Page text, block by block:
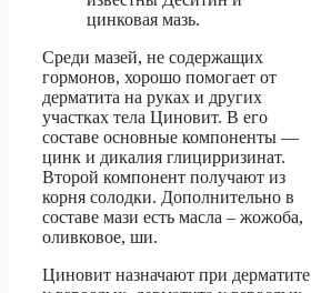
цинковая мазь.
Среди мазей, не содержащих
гормонов, хорошо помогает от
дерматита на руках и других
участках тела Циновит. В его
составе основные компоненты —
цинк и дикалия глицирризинат.
Второй компонент получают из
корня солодки. Дополнительно в
составе мази есть масла – жожоба,
оливковое, ши.
Циновит назначают при дерматите